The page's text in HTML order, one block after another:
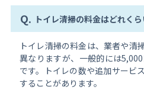
Q. トイレ清掃の料金はどれく
トイレ清掃の料金は、業者や清
異なりますが、一般的には
です。トイレの数や追加サービ
することがあります。